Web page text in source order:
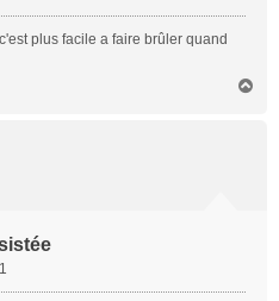
plus facile a faire brûler quand